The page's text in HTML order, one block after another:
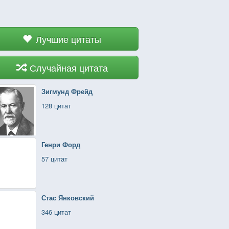
Лучшие цитаты
Случайная цитата
Зигмунд Фрейд
128 цитат
Генри Форд
57 цитат
Стас Янковский
346 цитат